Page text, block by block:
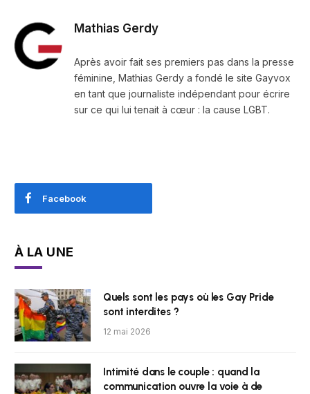
Mathias Gerdy
Après avoir fait ses premiers pas dans la presse
féminine, Mathias Gerdy a fondé le site Gayvox
en tant que journaliste indépendant pour écrire
sur ce qui lui tenait à cœur : la cause LGBT.
Facebook
À LA UNE
Quels sont les pays où les Gay Pride
sont interdites ?
12 mai 2026
Intimité dans le couple : quand la
communication ouvre la voie à de